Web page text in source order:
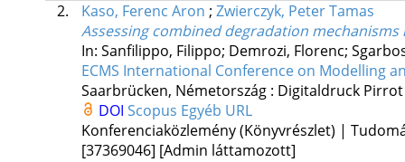
2.
Kaso, Ferenc Aron ; Zwierczyk, Peter Tamas
Assessing combined degradation mechanisms
In: Sanfilippo, Filippo; Demrozi, Florenc;
ECMS International Conference on Modelling
Saarbrücken, Németország : Digitaldruck
DOI Scopus Egyéb URL
Konferenciaközlemény (Könyvrészlet) |
[37369046] [Admin láttamozott]